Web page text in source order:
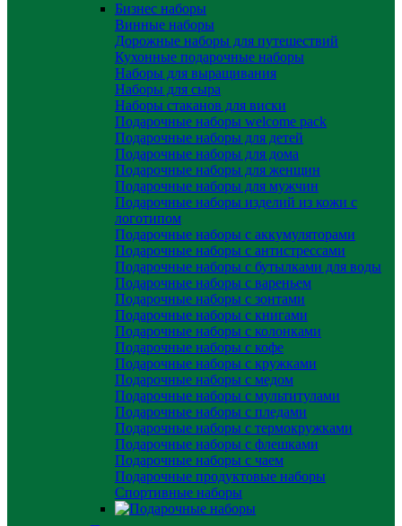
Бизнес наборы
Винные наборы
Дорожные наборы для путешествий
Кухонные подарочные наборы
Наборы для выращивания
Наборы для сыра
Наборы стаканов для виски
Подарочные наборы welcome pack
Подарочные наборы для детей
Подарочные наборы для дома
Подарочные наборы для женщин
Подарочные наборы для мужчин
Подарочные наборы изделий из кожи с
логотипом
Подарочные наборы с аккумуляторами
Подарочные наборы с антистрессами
Подарочные наборы с бутылками для воды
Подарочные наборы с вареньем
Подарочные наборы с зонтами
Подарочные наборы с книгами
Подарочные наборы с колонками
Подарочные наборы с кофе
Подарочные наборы с кружками
Подарочные наборы с медом
Подарочные наборы с мультитулами
Подарочные наборы с пледами
Подарочные наборы с термокружками
Подарочные наборы с флешками
Подарочные наборы с чаем
Подарочные продуктовые наборы
Спортивные наборы